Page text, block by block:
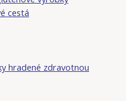
cestá
hradené zdravotnou